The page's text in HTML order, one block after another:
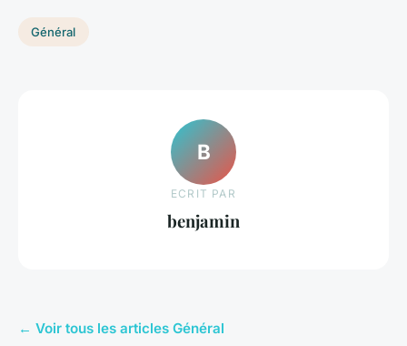
Général
B
ECRIT PAR
benjamin
← Voir tous les articles Général